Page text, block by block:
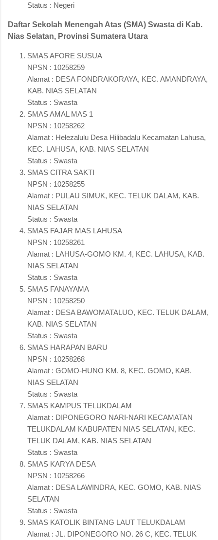
Status : Negeri
Daftar Sekolah Menengah Atas (SMA) Swasta di Kab.
Nias Selatan, Provinsi Sumatera Utara
SMAS AFORE SUSUA
NPSN : 10258259
Alamat : DESA FONDRAKORAYA, KEC. AMANDRAYA,
KAB. NIAS SELATAN
Status : Swasta
SMAS AMAL MAS 1
NPSN : 10258262
Alamat : Helezalulu Desa Hilibadalu Kecamatan Lahusa,
KEC. LAHUSA, KAB. NIAS SELATAN
Status : Swasta
SMAS CITRA SAKTI
NPSN : 10258255
Alamat : PULAU SIMUK, KEC. TELUK DALAM, KAB.
NIAS SELATAN
Status : Swasta
SMAS FAJAR MAS LAHUSA
NPSN : 10258261
Alamat : LAHUSA-GOMO KM. 4, KEC. LAHUSA, KAB.
NIAS SELATAN
Status : Swasta
SMAS FANAYAMA
NPSN : 10258250
Alamat : DESA BAWOMATALUO, KEC. TELUK DALAM,
KAB. NIAS SELATAN
Status : Swasta
SMAS HARAPAN BARU
NPSN : 10258268
Alamat : GOMO-HUNO KM. 8, KEC. GOMO, KAB.
NIAS SELATAN
Status : Swasta
SMAS KAMPUS TELUKDALAM
Alamat : DIPONEGORO NARI-NARI KECAMATAN
TELUKDALAM KABUPATEN NIAS SELATAN, KEC.
TELUK DALAM, KAB. NIAS SELATAN
Status : Swasta
SMAS KARYA DESA
NPSN : 10258266
Alamat : DESA LAWINDRA, KEC. GOMO, KAB. NIAS
SELATAN
Status : Swasta
SMAS KATOLIK BINTANG LAUT TELUKDALAM
Alamat : JL. DIPONEGORO NO. 26 C, KEC. TELUK